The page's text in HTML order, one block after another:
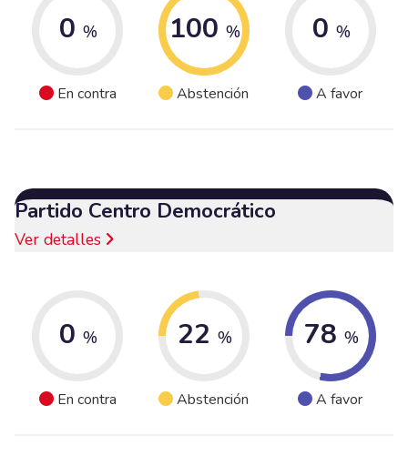
0 %
En contra
100 %
Abstención
0 %
A favor
Partido Centro Democrático
Ver detalles
0 %
En contra
22 %
Abstención
78 %
A favor